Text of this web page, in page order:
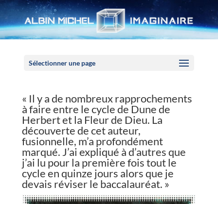
Sélectionner une page
« Il y a de nombreux rapprochements
à faire entre le cycle de Dune de
Herbert et la Fleur de Dieu. La
découverte de cet auteur,
fusionnelle, m’a profondément
marqué. J’ai expliqué à d’autres que
j’ai lu pour la première fois tout le
cycle en quinze jours alors que je
devais réviser le baccalauréat. »
Panneau de gestion des cookies